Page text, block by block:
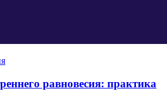
равновесия: практика